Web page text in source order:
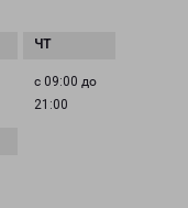
с 09:00 до
21:00